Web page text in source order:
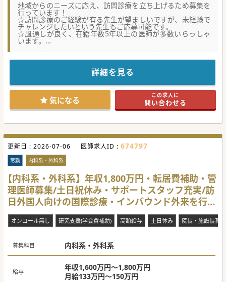
地域からのニーズに応え、訪問診療を立ち上げるため募集を
行っています！
☆訪問診療のご経験が有る先生が望ましいですが、未経験で
チャレンジしたいという先生もご応募可能です。
☆風通しが良く、在籍年数5年以上の医師が多数いらっしゃ
います。
☆定年は無く、40代～80代の幅広い年代の医師が活躍されて
★☆コンサルタントからのメッセージ★☆
一般から、地域包括・回復期・療養と幅広い病床を有する病
院です。
業務割合や、勤務日数、夜間対応等のご相談も随時承ってお
ります。
お気軽にお問い合わせください。
詳細を見る
気になる この求人に
問い合わせる
更新日 : 2026-07-06 医師求人ID : 674797
常勤 内科系・外科系
【内科系・外科系】年収1,800万円・転居費補助・管
理医師募集/土日祝休み・サポートスタッフ充実/訪
日外国人向けの国際診療・インバウンド外来を行う
クリニックです
オンコール無し 研究支援(学会費補助) 高額給与 土日休み 院長・施設長募集
募集科目 内科系・外科系
給与
年収1,600万円～1,800万円
月給133万円～150万円